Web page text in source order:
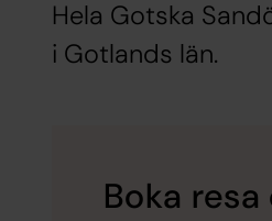
Hela Gotska
i Gotlands län.
Boka